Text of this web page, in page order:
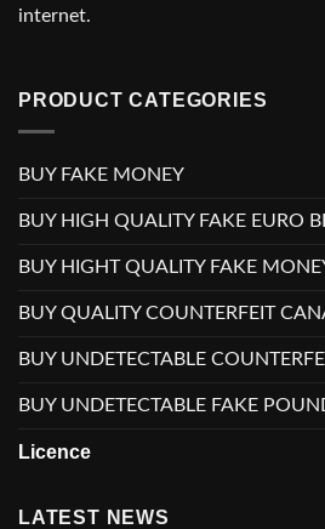
internet.
PRODUCT CATEGORIES
BUY FAKE MONEY
BUY HIGH QUALITY FAKE EURO
BUY HIGHT QUALITY FAKE
BUY QUALITY COUNTERFEIT
BUY UNDETECTABLE
BUY UNDETECTABLE FAKE
Licence
LATEST NEWS